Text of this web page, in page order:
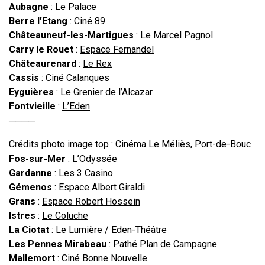
Aubagne : Le Palace
Berre l’Etang : Ciné 89
Châteauneuf-les-Martigues : Le Marcel Pagnol
Carry le Rouet : Espace Fernandel
Châteaurenard : Le Rex
Cassis : Ciné Calanques
Eyguières : Le Grenier de l’Alcazar
Fontvieille : L’Eden
────
Crédits photo image top : Cinéma Le Méliès, Port-de-Bouc
Fos-sur-Mer : L’Odyssée
Gardanne : Les 3 Casino
Gémenos : Espace Albert Giraldi
Grans : Espace Robert Hossein
Istres : Le Coluche
La Ciotat : Le Lumière / Eden-Théâtre
Les Pennes Mirabeau : Pathé Plan de Campagne
Mallemort : Ciné Bonne Nouvelle